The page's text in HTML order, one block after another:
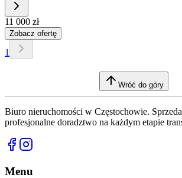
11 000 zł
Zobacz ofertę
1
Wróć do góry
Biuro nieruchomości w Częstochowie.
profesjonalne doradztwo na każdym etapie
Menu